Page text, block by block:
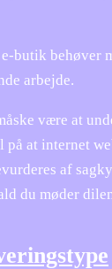
butik behøver
arbejde.
være at
på at internet
af
du møder